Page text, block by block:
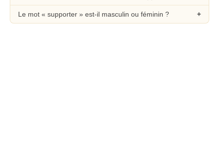
Le mot « supporter » est-il masculin ou féminin ?